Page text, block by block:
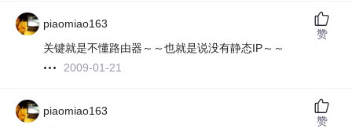
piaomiao163
关键就是不懂路由器～～也就是说没有静态IP～～
2009-01-21
赞
piaomiao163
赞